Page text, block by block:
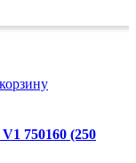
750160 (250